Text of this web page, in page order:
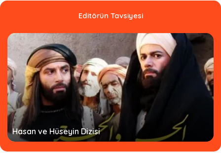
Editörün Tavsiyesi
Hasan ve Hüseyin Dizisi